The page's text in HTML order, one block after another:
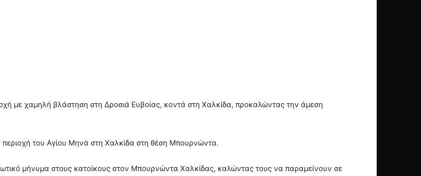
με χαμηλή βλάστηση στη Δροσιά Ευβοίας, κοντά στη Χαλκίδα, προκαλώντας την άμεση
του Αγίου Μηνά στη Χαλκίδα στη θέση Μπουρνώντα.
μήνυμα στους κατοίκους στον Μπουρνώντα Χαλκίδας, καλώντας τους να παραμείνουν σε